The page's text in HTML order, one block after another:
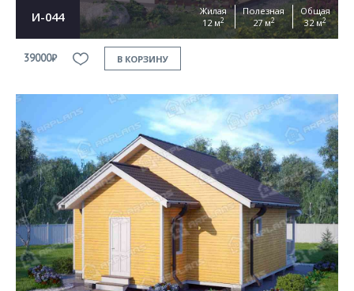
И-044
Жилая
12 м2
Полезная
27 м2
Общая
32 м2
39000₽ В КОРЗИНУ